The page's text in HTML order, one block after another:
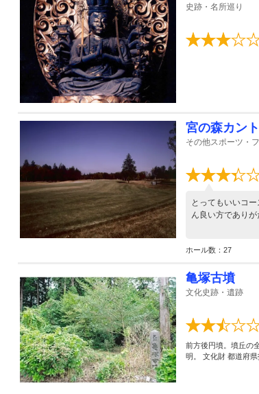
史跡・名所巡り
宮の森カン
その他スポーツ・
とってもいいコ
ん良い方でありが
ホール数：27
亀塚古墳
文化史跡・遺跡
前方後円墳。墳丘の
明。 文化財 都道府